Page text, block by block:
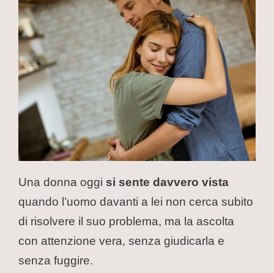
Una donna oggi si sente davvero vista
quando l’uomo davanti a lei non cerca subito
di risolvere il suo problema, ma la ascolta
con attenzione vera, senza giudicarla e
senza fuggire.